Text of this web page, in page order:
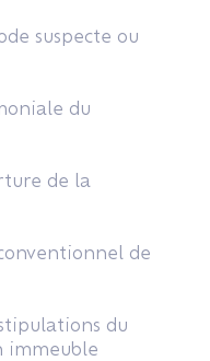
suspecte ou
du
de la
de
du
immeuble